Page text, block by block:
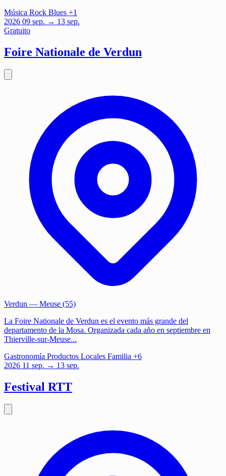
Música Rock Blues +1
2026 09 sep. → 13 sep.
Gratuito
Foire Nationale de Verdun
Verdun — Meuse (55)
La Foire Nationale de Verdun es el evento más grande del
departamento de la Mosa. Organizada cada año en septiembre en
Thierville-sur-Meuse...
Gastronomía Productos Locales Familia +6
2026 11 sep. → 13 sep.
Festival RTT